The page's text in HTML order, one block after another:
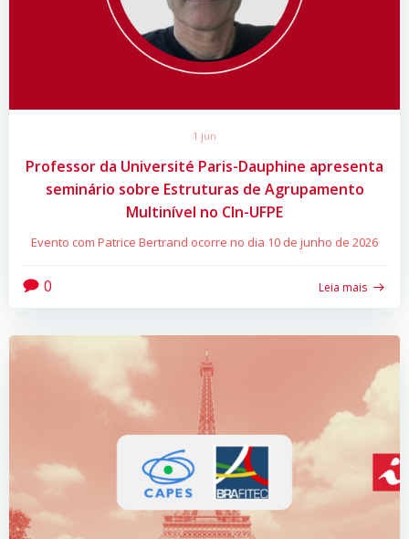
1 jun
Professor da Université Paris-Dauphine apresenta
seminário sobre Estruturas de Agrupamento
Multinível no CIn-UFPE
Evento com Patrice Bertrand ocorre no dia 10 de junho de 2026
0 Leia mais